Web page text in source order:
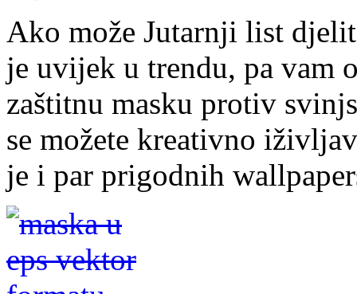
Ako može Jutarnji list
je uvijek u trendu, pa vam
zaštitnu masku protiv
se možete kreativno
je i par prigodnih